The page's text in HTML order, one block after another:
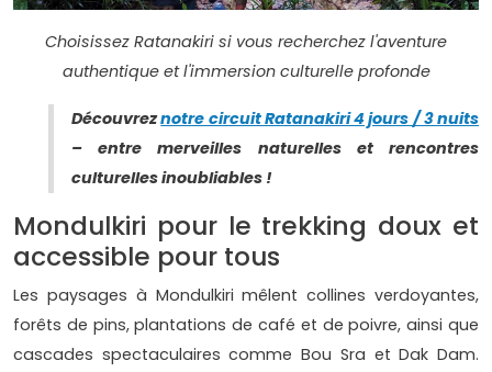
Choisissez Ratanakiri si vous recherchez l'aventure
authentique et l'immersion culturelle profonde
Découvreznotre circuit Ratanakiri 4 jours / 3 nuits
– entre merveilles naturelles et rencontres
culturelles inoubliables !
Mondulkiri pour le trekking doux et
accessible pour tous
Les paysages à Mondulkiri mêlent collines verdoyantes,
forêts de pins, plantations de café et de poivre, ainsi que
cascades spectaculaires comme Bou Sra et Dak Dam.